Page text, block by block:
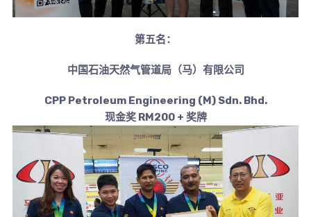
第五名：
中国石油天然气管道局（马）有限公司
CPP Petroleum Engineering (M) Sdn. Bhd.
现金奖 RM200 + 奖牌